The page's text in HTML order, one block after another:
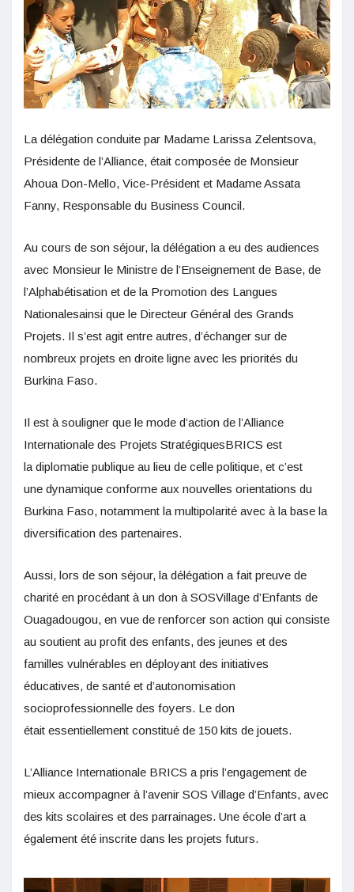
La délégation conduite par Madame Larissa Zelentsova,
Présidente de l’Alliance, était composée de Monsieur
Ahoua Don-Mello, Vice-Président et Madame Assata
Fanny, Responsable du Business Council.
Au cours de son séjour, la délégation a eu des audiences
avec Monsieur le Ministre de l’Enseignement de Base, de
l’Alphabétisation et de la Promotion des Langues
Nationalesainsi que le Directeur Général des Grands
Projets. Il s’est agit entre autres, d’échanger sur de
nombreux projets en droite ligne avec les priorités du
Burkina Faso.
Il est à souligner que le mode d’action de l’Alliance
Internationale des Projets StratégiquesBRICS est
la diplomatie publique au lieu de celle politique, et c’est
une dynamique conforme aux nouvelles orientations du
Burkina Faso, notamment la multipolarité avec à la base la
diversification des partenaires.
Aussi, lors de son séjour, la délégation a fait preuve de
charité en procédant à un don à SOSVillage d’Enfants de
Ouagadougou, en vue de renforcer son action qui consiste
au soutient au profit des enfants, des jeunes et des
familles vulnérables en déployant des initiatives
éducatives, de santé et d’autonomisation
socioprofessionnelle des foyers. Le don
était essentiellement constitué de 150 kits de jouets.
L’Alliance Internationale BRICS a pris l’engagement de
mieux accompagner à l’avenir SOS Village d’Enfants, avec
des kits scolaires et des parrainages. Une école d’art a
également été inscrite dans les projets futurs.